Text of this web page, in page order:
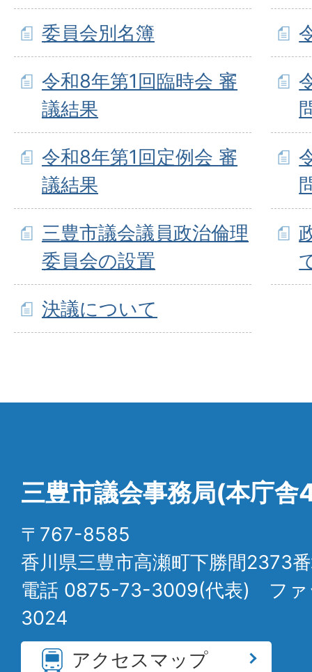
委員会別名簿
令和8年第1回臨時会 審
議結果
令和8年第1回定例会 審
議結果
三豊市議会議員政治倫理
委員会の設置
決議について
三豊市議会事務局(本庁舎
〒767-8585
香川県三豊市高瀬町下勝間2373
電話 0875-73-3009(代表) フ
3024
アクセスマップ